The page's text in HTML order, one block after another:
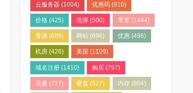
云服务器 (1004) 优惠码 (910)
价格 (425) 选择 (500) 带宽(1444)
香港 (689) 网站 (696) 优惠(496)
机房 (426) 美国 (1109)
域名注册 (1410) 购买 (797)
流量 (727) 硬盘 (527) 内存(864)